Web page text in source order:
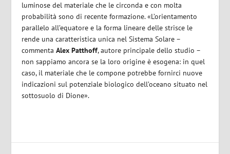
luminose del materiale che le circonda e con molta
probabilità sono di recente formazione. «L’orientamento
parallelo all’equatore e la forma lineare delle strisce le
rende una caratteristica unica nel Sistema Solare –
commentaAlex Patthoff, autore principale dello studio –
non sappiamo ancora se la loro origine è esogena: in quel
caso, il materiale che le compone potrebbe fornirci nuove
indicazioni sul potenziale biologico dell’oceano situato nel
sottosuolo di Dione».